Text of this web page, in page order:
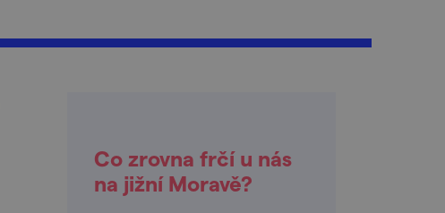
Co zrovna frčí u nás
na jižní Moravě?